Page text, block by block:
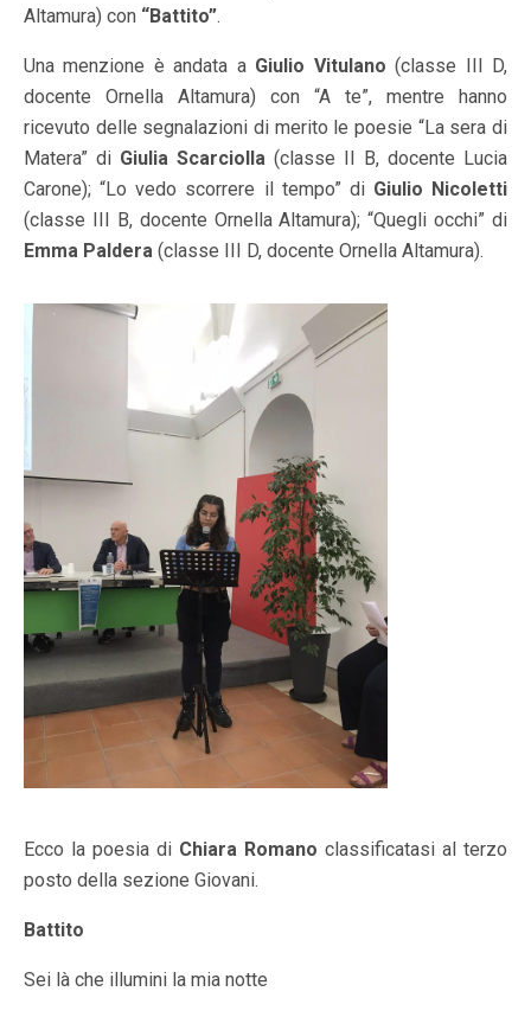
Altamura) con “Battito”.
Una menzione è andata a Giulio Vitulano (classe III D,
docente Ornella Altamura) con “A te”, mentre hanno
ricevuto delle segnalazioni di merito le poesie “La sera di
Matera” di Giulia Scarciolla (classe II B, docente Lucia
Carone); “Lo vedo scorrere il tempo” di Giulio Nicoletti
(classe III B, docente Ornella Altamura); “Quegli occhi” di
Emma Paldera (classe III D, docente Ornella Altamura).
Ecco la poesia di Chiara Romano classificatasi al terzo
posto della sezione Giovani.
Battito
Sei là che illumini la mia notte